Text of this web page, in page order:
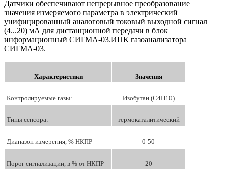
Датчики обеспечивают непрерывное преобразование
значения измеряемого параметра в электрический
унифицированный аналоговый токовый выходной сигнал
(4...20) мА для дистанционной передачи в блок
информационный СИГМА-03.ИПК газоанализатора
СИГМА-03.
Характеристики Значения
Контролируемые газы: Изобутан (C4H10)
Типы сенсора: термокаталитический
Диапазон измерения, % НКПР 0-50
Порог сигнализации, в % от НКПР 20